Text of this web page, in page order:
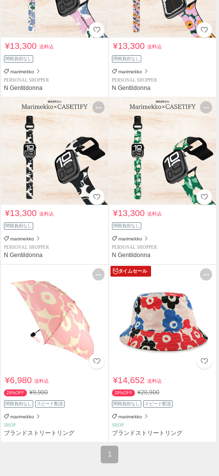
¥13,300送料込
関税負担なし
marimekko
PERSONAL SHOPPER
N Gentildonna
¥13,300送料込
関税負担なし
marimekko
PERSONAL SHOPPER
N Gentildonna
¥13,300送料込
関税負担なし
marimekko
PERSONAL SHOPPER
N Gentildonna
¥13,300送料込
関税負担なし
marimekko
PERSONAL SHOPPER
N Gentildonna
¥6,980送料込
29%OFF ¥9,900
関税負担なし スピード配送
marimekko
SHOP
ブランドストリートリング
タイムセール
¥14,652送料込
29%OFF ¥20,900
関税負担なし スピード配送
marimekko
SHOP
ブランドストリートリング
1